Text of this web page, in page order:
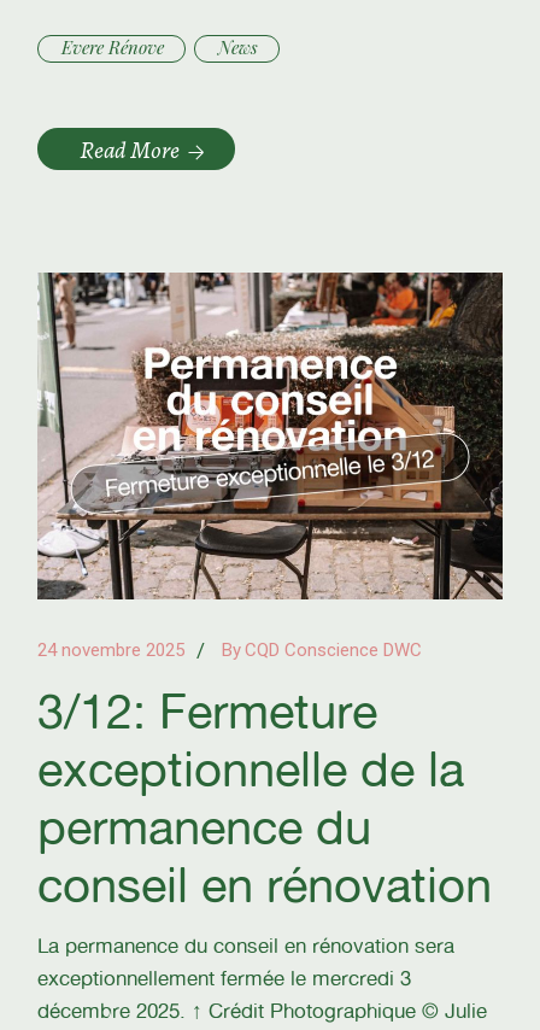
Evere Rénove News
Read More
24 novembre 2025 ByCQD Conscience DWC
3/12: Fermeture
exceptionnelle de la
permanence du
conseil en rénovation
La permanence du conseil en rénovation sera
exceptionnellement fermée le mercredi 3
décembre 2025. ↑ Crédit Photographique © Julie